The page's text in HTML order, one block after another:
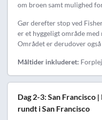
om broen samt mulighed
Gør derefter stop ved
er et hyggeligt område med
Området er derudover
Måltider inkluderet:
Dag 2-3: San Francisco
rundt i San Francisco